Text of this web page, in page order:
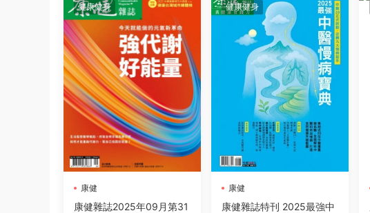
健康健身
康健
康健雜誌2025年09月第31
健康健身
康健
康健雜誌特刊 2025最強中